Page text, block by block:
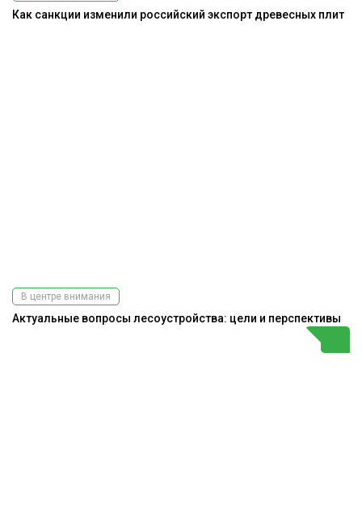
Как санкции изменили российский экспорт древесных плит
В центре внимания
Актуальные вопросы лесоустройства: цели и перспективы